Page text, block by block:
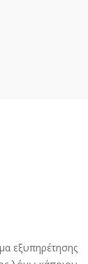
εξυπηρέτησης